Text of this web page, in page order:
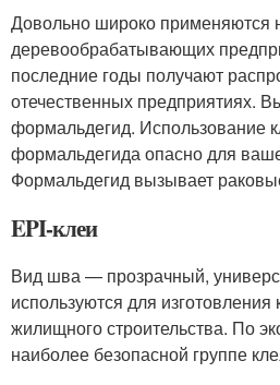
Довольно широко применяются
деревообрабатывающих
последние годы получают
отечественных предприятиях.
формальдегид. Использование
формальдегида опасно для
Формальдегид вызывает
EPI-клеи
Вид шва — прозрачный,
используются для изготовления
жилищного строительства. По
наиболее безопасной группе